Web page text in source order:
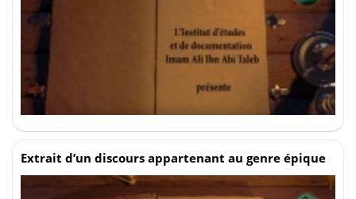
Extrait d’un discours appartenant au genre épique